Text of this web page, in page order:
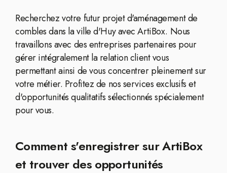
Recherchez votre futur projet d'aménagement de
combles dans la ville d'Huy avec ArtiBox. Nous
travaillons avec des entreprises partenaires pour
gérer intégralement la relation client vous
permettant ainsi de vous concentrer pleinement sur
votre métier. Profitez de nos services exclusifs et
d'opportunités qualitatifs sélectionnés spécialement
pour vous.
Comment s'enregistrer sur ArtiBox
et trouver des opportunités